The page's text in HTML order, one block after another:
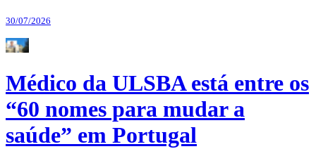
30/07/2026
Médico da ULSBA está entre os
“60 nomes para mudar a
saúde” em Portugal